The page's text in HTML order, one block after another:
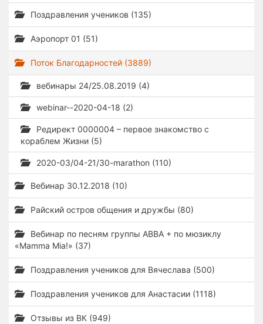
Поздравления учеников (135)
Аэропорт 01 (51)
Поток Благодарностей (3889)
вебинары 24/25.08.2019 (4)
webinar--2020-04-18 (2)
Редирект 0000004 – первое знакомство с
кораблем Жизни (5)
2020-03/04-21/30-marathon (110)
Вебинар 30.12.2018 (10)
Райский остров общения и дружбы (80)
Вебинар по песням группы ABBA + по мюзиклу
«Mamma Mia!» (37)
Поздравления учеников для Вячеслава (500)
Поздравления учеников для Анастасии (1118)
Отзывы из ВК (949)